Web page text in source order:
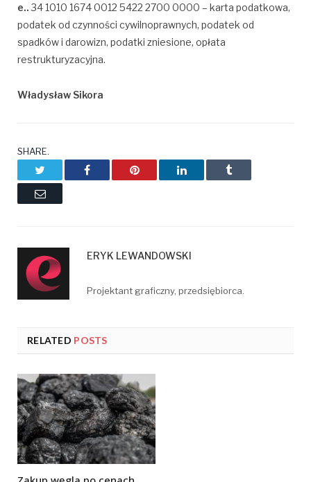
e..34 1010 1674 0012 5422 2700 0000 – karta podatkowa,
podatek od czynności cywilnoprawnych, podatek od
spadków i darowizn, podatki zniesione, opłata
restrukturyzacyjna.
Władysław Sikora
SHARE.
TwitterFacebookPinterestLinkedInTumblr
Email
ERYK LEWANDOWSKI
Projektant graficzny, przedsiębiorca.
RELATED POSTS